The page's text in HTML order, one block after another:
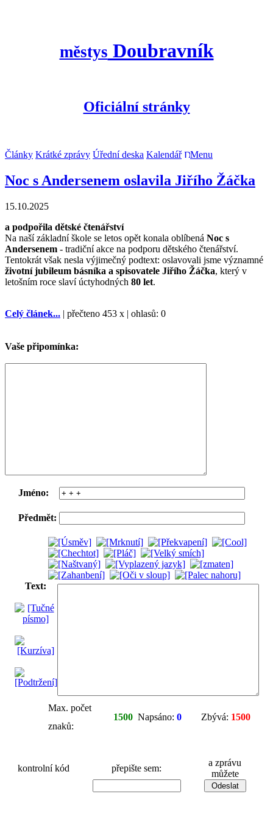
městys Doubravník
Oficiální stránky
Články Krátké zprávy Úřední deska Kalendář Menu
Noc s Andersenem oslavila Jiřího Žáčka
15.10.2025
a podpořila dětské čtenářství
Na naší základní škole se letos opět konala oblíbená Noc s
Andersenem - tradiční akce na podporu dětského čtenářství.
Tentokrát však nesla výjimečný podtext: oslavovali jsme významné
životní jubileum básníka a spisovatele Jiřího Žáčka, který v
letošním roce slaví úctyhodných 80 let.
Celý článek... | přečteno 453 x | ohlasů: 0
Vaše připomínka:
Jméno:
Předmět:
Text:
Max. počet
znaků:
1500 Napsáno: 0 Zbývá: 1500
kontrolní kód přepište sem:
a zprávu
můžete